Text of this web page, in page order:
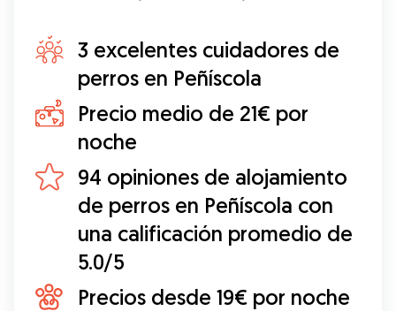
3 excelentes cuidadores de
perros en Peñíscola
Precio medio de 21€ por
noche
94 opiniones de alojamiento
de perros en Peñíscola con
una calificación promedio de
5.0/5
Precios desde 19€ por noche